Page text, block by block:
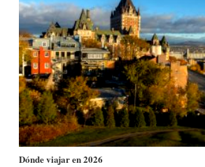
Dónde viajar en 2026